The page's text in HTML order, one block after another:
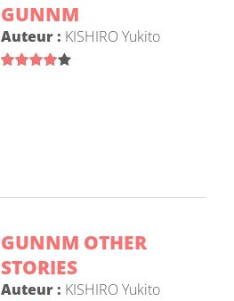
GUNNM
Auteur : KISHIRO Yukito
GUNNM OTHER
STORIES
Auteur : KISHIRO Yukito